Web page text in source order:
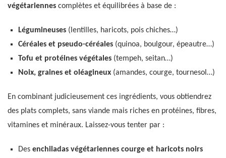
végétariennes complètes et équilibrées à base de :
Légumineuses(lentilles, haricots, pois chiches…)
Céréales et pseudo-céréales(quinoa, boulgour, épeautre…)
Tofu et protéines végétales(tempeh, seitan…)
Noix, graines et oléagineux(amandes, courge, tournesol…)
En combinant judicieusement ces ingrédients, vous obtiendrez
des plats complets, sans viande mais riches en protéines, fibres,
vitamines et minéraux. Laissez-vous tenter par :
Des enchiladas végétariennes courge et haricots noirs